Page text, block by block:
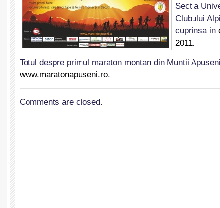
Sectia
Clubului
cuprinsa in
2011.
Totul despre primul maraton montan din Muntii
www.maratonapuseni.ro.
Comments are closed.